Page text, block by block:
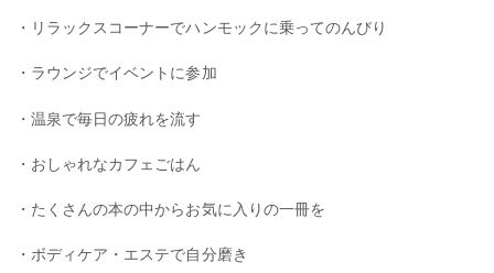
・リラックスコーナーでハンモックに乗ってのんびり
・ラウンジでイベントに参加
・温泉で毎日の疲れを流す
・おしゃれなカフェごはん
・たくさんの本の中からお気に入りの一冊を
・ボディケア・エステで自分磨き